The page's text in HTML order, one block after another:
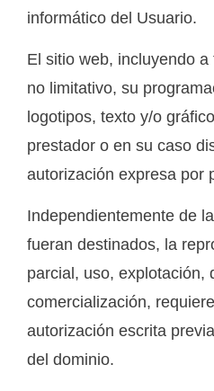
informático del Usuario.
El sitio web, incluyendo
no limitativo, su
logotipos, texto y/o
prestador o en su caso
autorización expresa por
Independientemente de
fueran destinados, la
parcial, uso, explotación,
comercialización,
autorización escrita
del dominio.